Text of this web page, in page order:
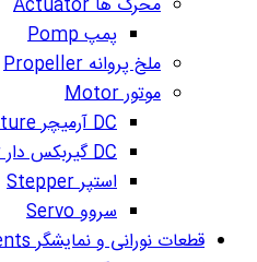
پمپ Pomp
ملخ پروانه Propeller
موتور Motor
DC آرمیچر Armature
DC گیربکس دار DC Gear Motor
استپر Stepper
سروو Servo
قطعات نورانی و نمایشگر Light & Display Components